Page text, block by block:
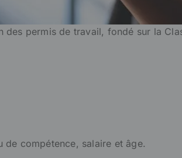
des permis de travail, fondé sur la
compétence, salaire et âge.